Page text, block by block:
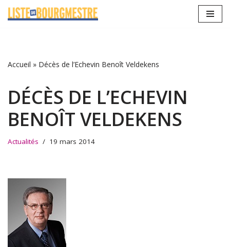
Accueil » Décès de l’Echevin Benoît Veldekens
DÉCÈS DE L’ECHEVIN
BENOÎT VELDEKENS
Actualités 19 mars 2014